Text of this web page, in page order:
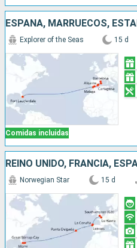
ESPAÑA, MARRUECOS,
Comidas incluidas
Explorer of the Seas 15 d
Norwegian Star 15 d